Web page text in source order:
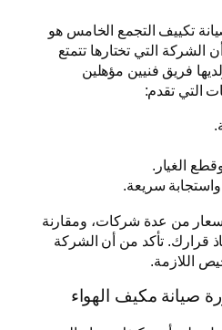
تكييف التجمع الخامس هو
الشركة التي تختارها تتمتع
فريق فنيين مؤهلين
التي تقدم:
الغيار.
سريعة.
من عدة شركات، ومقارنة
قرارك. تأكد من أن الشركة
اللازمة.
صيانة مكيف الهواء